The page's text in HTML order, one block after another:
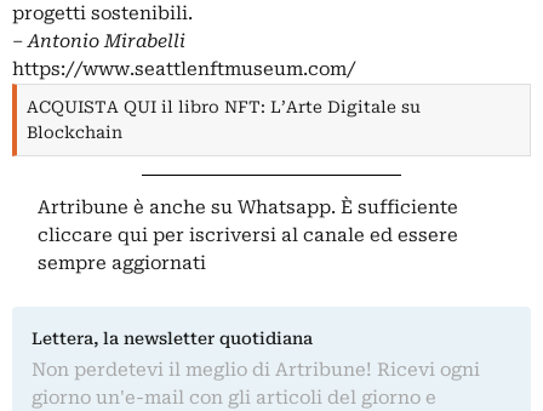
progetti sostenibili.
‒Antonio Mirabelli
https://www.seattlenftmuseum.com/
ACQUISTA QUI il libro NFT: L’Arte Digitale su
Blockchain
Artribune è anche su Whatsapp. È sufficiente
cliccare qui per iscriversi al canale ed essere
sempre aggiornati
Lettera, la newsletter quotidiana
Non perdetevi il meglio di Artribune! Ricevi ogni
giorno un'e-mail con gli articoli del giorno e